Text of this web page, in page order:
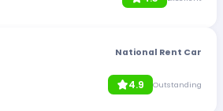
National Rent Car
4.9 Outstanding